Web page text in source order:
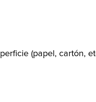
(papel, cartón,